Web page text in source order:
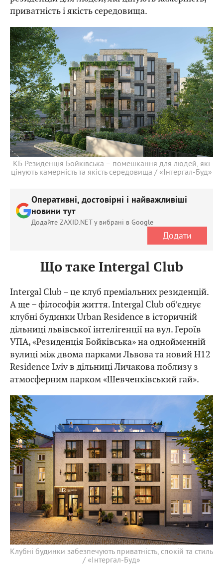
приватність і якість середовища.
КБ Резиденція Бойківська – помешкання для людей, які
цінують камерність та якість середовища / «Інтергал-Буд»
Оперативні, достовірні і найважливіші
новини тут
Додайте ZAXID.NET у вибрані в Google
Додати
Що таке Intergal Club
Intergal Club – це клуб преміальних резиденцій.
А ще – філософія життя. Intergal Club об’єднує
клубні будинки Urban Residence в історичній
дільниці львівської інтелігенції на вул. Героїв
УПА, «Резиденція Бойківська» на однойменній
вулиці між двома парками Львова та новий H12
Residence Lviv в дільниці Личакова поблизу з
атмосферним парком «Шевченківський гай».
Клубні будинки забезпечують приватність, спокій та стиль
/ «Інтергал-Буд»